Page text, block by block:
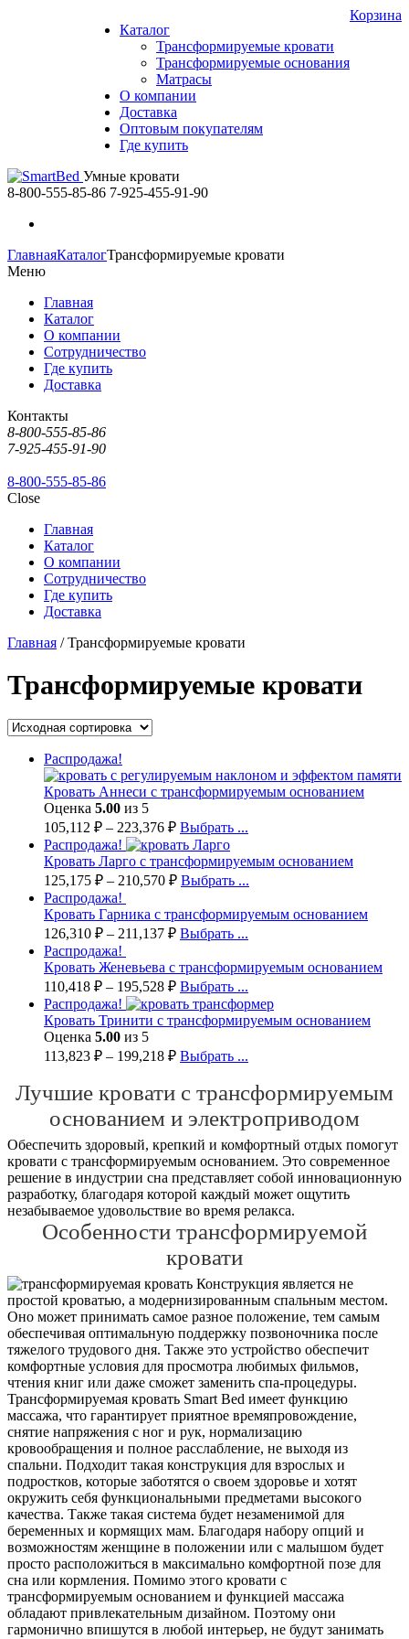
Каталог
Трансформируемые кровати
Трансформируемые основания
Матрасы
О компании
Доставка
Оптовым покупателям
Где купить
Корзина
Умные кровати
8-800-555-85-86 7-925-455-91-90
ГлавнаяКаталогТрансформируемые кровати
Меню
Главная
Каталог
О компании
Сотрудничество
Где купить
Доставка
Контакты
8-800-555-85-86
7-925-455-91-90
8-800-555-85-86
Close
Главная
Каталог
О компании
Сотрудничество
Где купить
Доставка
Главная / Трансформируемые кровати
Трансформируемые кровати
Распродажа!
Кровать Аннеси с трансформируемым основанием
Оценка 5.00 из 5
105,112 ₽ – 223,376 ₽ Выбрать ...
Распродажа!
Кровать Ларго с трансформируемым основанием
125,175 ₽ – 210,570 ₽ Выбрать ...
Распродажа!
Кровать Гарника с трансформируемым основанием
126,310 ₽ – 211,137 ₽ Выбрать ...
Распродажа!
Кровать Женевьева с трансформируемым основанием
110,418 ₽ – 195,528 ₽ Выбрать ...
Распродажа!
Кровать Тринити с трансформируемым основанием
Оценка 5.00 из 5
113,823 ₽ – 199,218 ₽ Выбрать ...
Лучшие кровати с трансформируемым
основанием и электроприводом
Обеспечить здоровый, крепкий и комфортный отдых помогут
кровати с трансформируемым основанием. Это современное
решение в индустрии сна представляет собой инновационную
разработку, благодаря которой каждый может ощутить
незабываемое удовольствие во время релакса.
Особенности трансформируемой
кровати
Конструкция является не
простой кроватью, а модернизированным спальным местом.
Оно может принимать самое разное положение, тем самым
обеспечивая оптимальную поддержку позвоночника после
тяжелого трудового дня. Также это устройство обеспечит
комфортные условия для просмотра любимых фильмов,
чтения книг или даже сможет заменить спа-процедуры.
Трансформируемая кровать Smart Bed имеет функцию
массажа, что гарантирует приятное времяпровождение,
снятие напряжения с ног и рук, нормализацию
кровообращения и полное расслабление, не выходя из
спальни. Подходит такая конструкция для взрослых и
подростков, которые заботятся о своем здоровье и хотят
окружить себя функциональными предметами высокого
качества. Также такая система будет незаменимой для
беременных и кормящих мам. Благодаря набору опций и
возможностям женщине в положении или с малышом будет
просто расположиться в максимально комфортной позе для
сна или кормления. Помимо этого кровати с
трансформируемым основанием и функцией массажа
обладают привлекательным дизайном. Поэтому они
гармонично впишутся в любой интерьер, не будут занимать